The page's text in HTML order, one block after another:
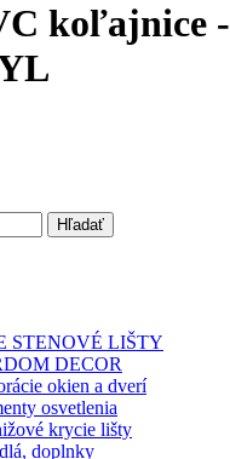
koľajnice -
Hľadať
STENOVÉ LIŠTY
DECOR
okien a dverí
osvetlenia
krycie lišty
doplnky